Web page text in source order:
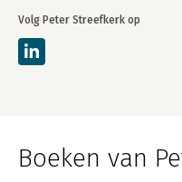
Volg Peter Streefkerk op
Boeken van